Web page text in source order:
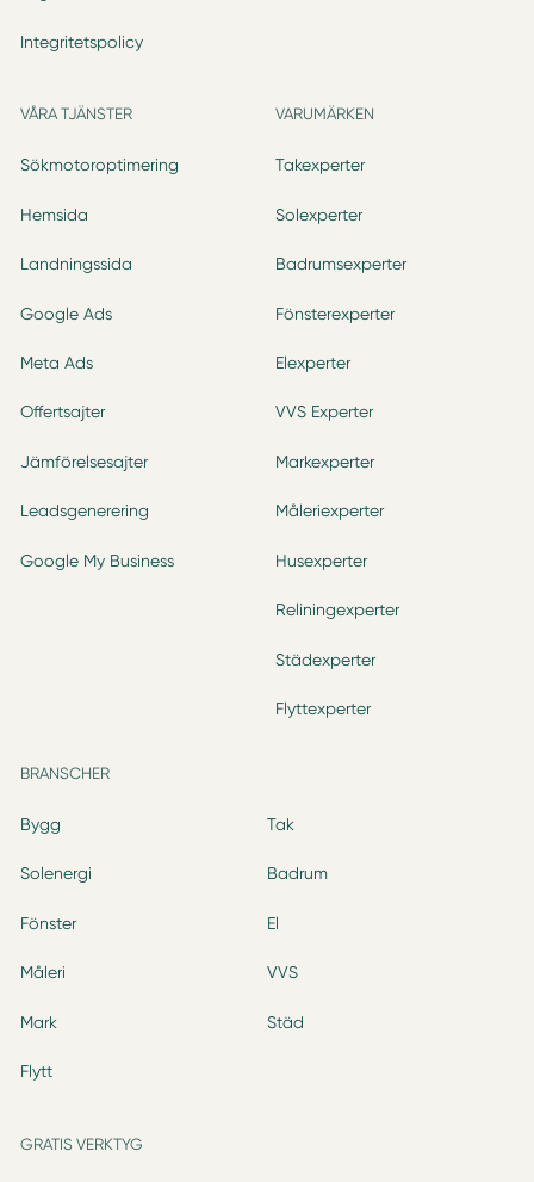
Integritetspolicy
VÅRA TJÄNSTER
Sökmotoroptimering
Hemsida
Landningssida
Google Ads
Meta Ads
Offertsajter
Jämförelsesajter
Leadsgenerering
Google My Business
VARUMÄRKEN
Takexperter
Solexperter
Badrumsexperter
Fönsterexperter
Elexperter
VVS Experter
Markexperter
Måleriexperter
Husexperter
Reliningexperter
Städexperter
Flyttexperter
BRANSCHER
Bygg Tak
Solenergi Badrum
Fönster El
Måleri VVS
Mark Städ
Flytt
GRATIS VERKTYG